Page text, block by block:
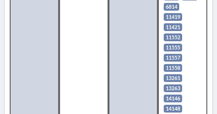
6814
11419
11421
11552
11555
11557
11558
13261
13263
14146
14148